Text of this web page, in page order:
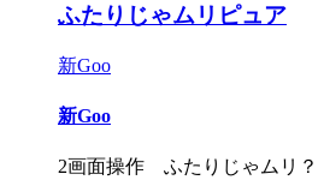
ふたりじゃムリピュア
新Goo
新Goo
2画面操作 ふたりじゃムリ？